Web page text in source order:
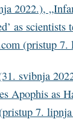
2022.),
as scientists
(pristup
svibnja
Apophis as
7.